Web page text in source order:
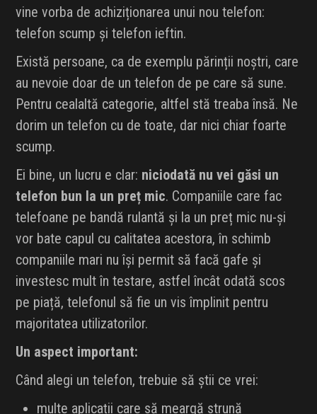
vine vorba de achiziționarea unui nou telefon:
telefon scump și telefon ieftin.
Există persoane, ca de exemplu părinții noștri, care
au nevoie doar de un telefon de pe care să sune.
Pentru cealaltă categorie, altfel stă treaba însă. Ne
dorim un telefon cu de toate, dar nici chiar foarte
scump.
Ei bine, un lucru e clar: niciodată nu vei găsi un
telefon bun la un preț mic. Companiile care fac
telefoane pe bandă rulantă și la un preț mic nu-și
vor bate capul cu calitatea acestora, în schimb
companiile mari nu își permit să facă gafe și
investesc mult în testare, astfel încât odată scos
pe piață, telefonul să fie un vis împlinit pentru
majoritatea utilizatorilor.
Un aspect important:
Când alegi un telefon, trebuie să știi ce vrei:
multe aplicații care să meargă strună